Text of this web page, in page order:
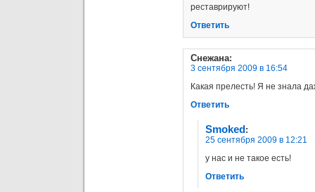
реставрируют!
Ответить
Снежана:
3 сентября 2009 в 16:54
Какая прелесть! Я не знала
Ответить
Smoked :
25 сентября 2009 в 12:21
у нас и не такое есть!
Ответить